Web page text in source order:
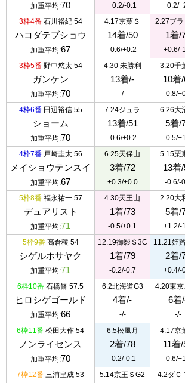
加重平均:70 +0.2/-0.1 +0.2/
3枠4番石川裕紀 54
ハコダテブショウ
加重平均:67
4.17京葉Ｓ
14着/50
-0.6/+0.2
2.27ブ
1着/
+0.6/-
3枠5番野中悠太 54
ガンケン
加重平均:70
4.30 未勝利
13着/-
-/-
3.20千
10着
-0.8/
4枠6番田辺裕信 55
ショーム
加重平均:70
7.24ジュラ
13着/51
-0.6/+0.2
6.26大
5着/
-0.5/
4枠7番戸崎圭太 56
メイショウテンスイ
加重平均:67
6.25天保山
3着/72
+0.3/+0.0
5.15栗
13着
-0.6/-
5枠8番福永祐一 57
デュアリスト
加重平均:71
4.30天王山
1着/73
-0.5/+0.1
2.20大
5着/
+1.2/-
5枠9番高倉稜 54
シゲルホサヤク
加重平均:71
12.19御影Ｓ3C
1着/79
-0.2/-0.7
11.21姫
2着/
+0.4/-
6枠10番 石橋脩 57.5
ヒロシゲゴールド
加重平均:66
6.2北海道G3
4着/-
-/-
4.20東
6着
-/-
6枠11番 松田大作 54
ノンライセンス
加重平均:70
6.5松風月
2着/78
-0.2/-0.1
4.17京
11着
-0.6/
7枠12番 三浦皇成 53 5.14京王ＳG2 4.2ダＣ